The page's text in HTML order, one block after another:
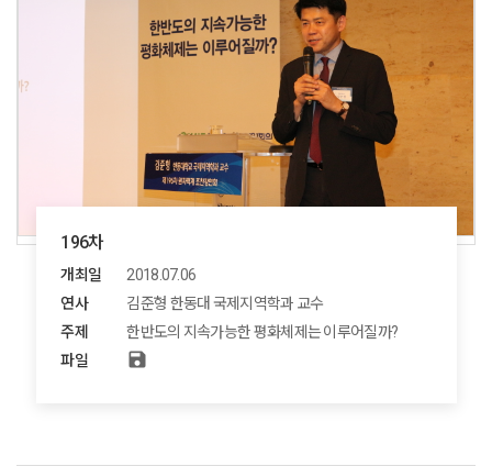
196차
개최일
2018.07.06
연사
김준형 한동대 국제지역학과 교수
주제
한반도의 지속가능한 평화체제는 이루어질까?
파일
save